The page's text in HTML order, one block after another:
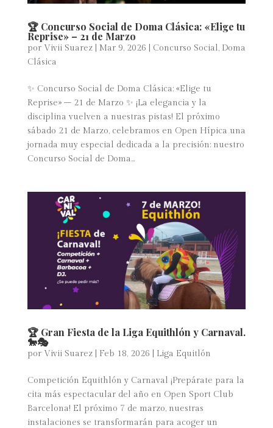
🏆 Concurso Social de Doma Clásica: «Elige tu
Reprise» – 21 de Marzo
por Vivii Suarez| Mar 9, 2026 Concurso Social, Doma
Clásica
✨ Concurso Social de Doma Clásica: «Elige tu
Reprise» – 21 de Marzo ✨ ¡La elegancia y la
disciplina vuelven a nuestras pistas! El próximo
sábado 21 de Marzo, celebramos en Open Hípica una
jornada muy especial dedicada a la precisión: nuestro
Concurso Social de Doma...
🏆 Gran Fiesta de la Liga Equithlón y Carnaval.
🐎🎭
por Vivii Suarez| Feb 18, 2026 Liga Equitlón
Competición Equithlón y Carnaval ¡Prepárate para la
cita más espectacular del año en Open Sport Club
Barcelona! El próximo 7 de marzo, nuestras
instalaciones se transformarán para acoger un